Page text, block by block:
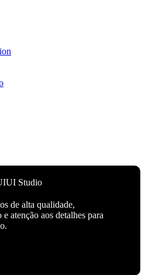
de alta qualidade,
atenção aos detalhes para